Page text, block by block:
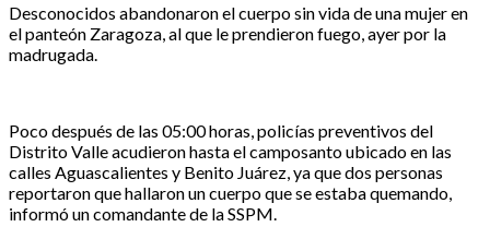
Desconocidos abandonaron el cuerpo sin vida de una mujer en
el panteón Zaragoza, al que le prendieron fuego, ayer por la
madrugada.
Poco después de las 05:00 horas, policías preventivos del
Distrito Valle acudieron hasta el camposanto ubicado en las
calles Aguascalientes y Benito Juárez, ya que dos personas
reportaron que hallaron un cuerpo que se estaba quemando,
informó un comandante de la SSPM.